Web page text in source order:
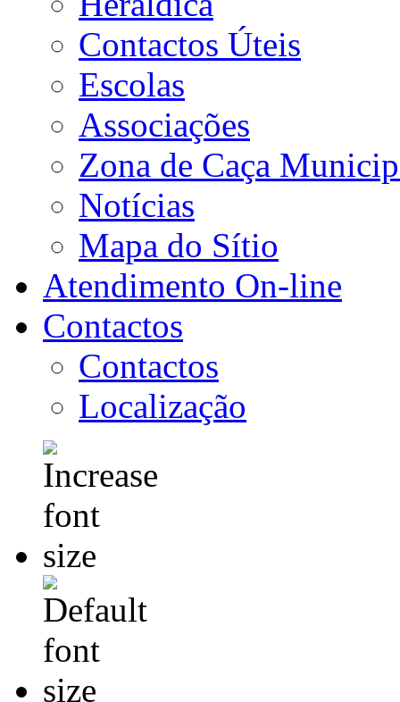
Contactos Úteis
Escolas
Associações
Zona de Caça
Notícias
Mapa do Sítio
Atendimento On-line
Contactos
Contactos
Localização